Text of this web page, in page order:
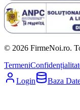
© 2026 FirmeNoi.ro.
Termeni
Login
Baza